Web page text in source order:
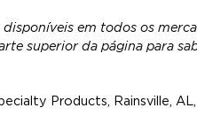
em todos os
superior da página para
Products, Rainsville,